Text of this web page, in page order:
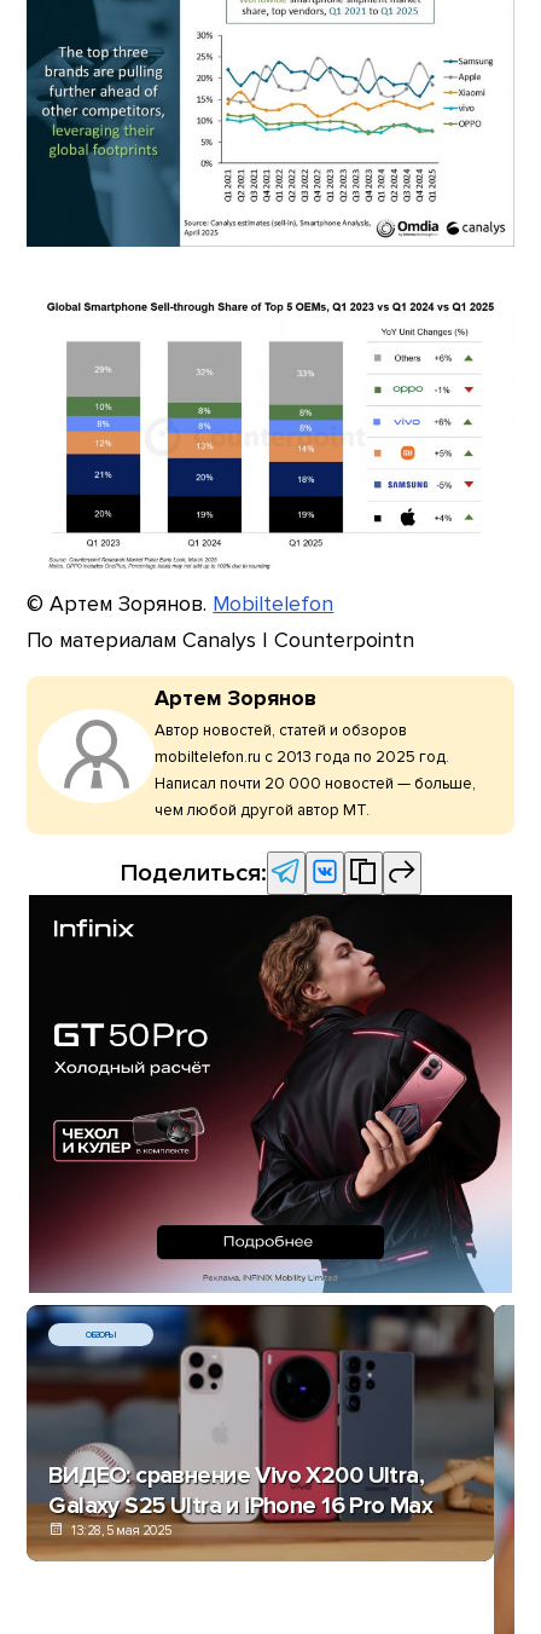
© Артем Зорянов. Mobiltelefon
По материалам Canalys | Counterpointn
Артем Зорянов
Автор новостей, статей и обзоров
mobiltelefon.ru с 2013 года по 2025 год.
Написал почти 20 000 новостей — больше,
чем любой другой автор МТ.
Поделиться:
ОБЗОРЫ
ВИДЕО: сравнение Vivo X200 Ultra,
Galaxy S25 Ultra и iPhone 16 Pro Max
13:28, 5 мая 2025